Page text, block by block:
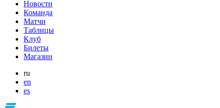
Новости
Команда
Матчи
Таблицы
Клуб
Билеты
Магазин
ru
en
es